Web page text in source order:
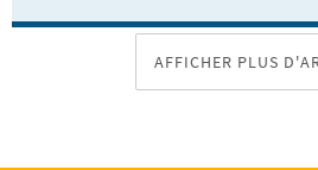
AFFICHER PLUS